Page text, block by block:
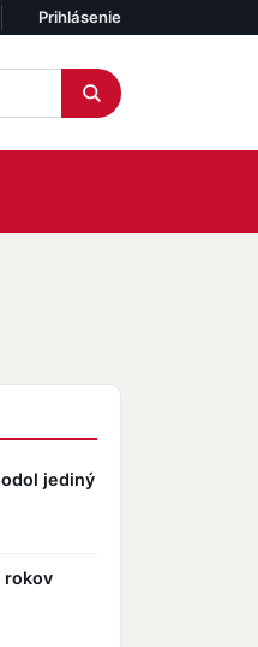
Účet
Prihlásenie
jediný
rokov